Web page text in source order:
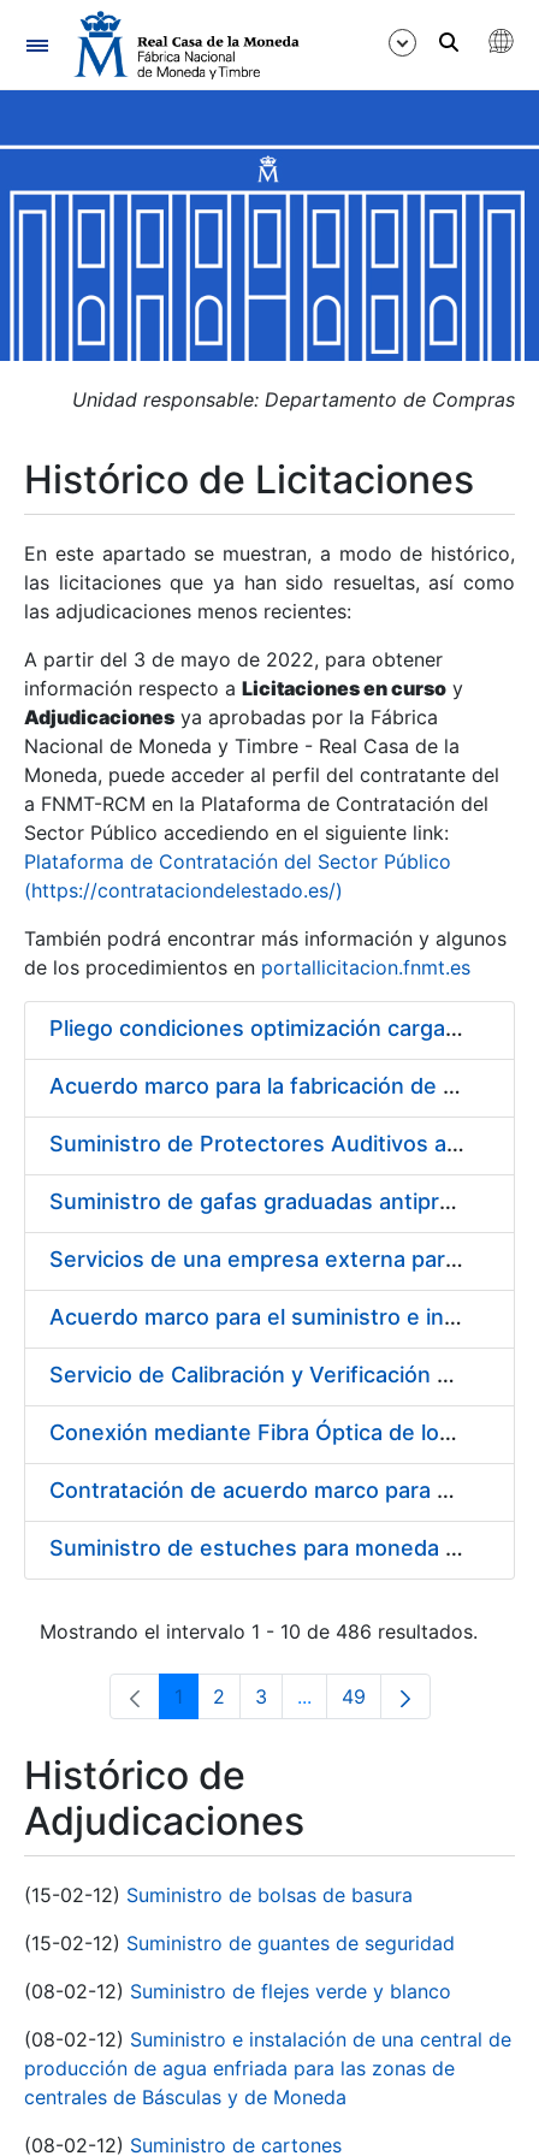
Navegación
Mostrar/Ocultar
Mostrar/Ocultar
Mostrar/Ocultar
Mostrar/Ocultar
Mostrar/Ocultar
Mostrar/Ocultar
Unidad responsable: Departamento de Compras
Histórico de Licitaciones
En este apartado se muestran, a modo de histórico,
las licitaciones que ya han sido resueltas, así como
las adjudicaciones menos recientes:
A partir del 3 de mayo de 2022, para obtener
información respecto a Licitaciones en curso y
Adjudicaciones ya aprobadas por la Fábrica
Nacional de Moneda y Timbre - Real Casa de la
Moneda, puede acceder al perfil del contratante del
a FNMT-RCM en la Plataforma de Contratación del
Sector Público accediendo en el siguiente link:
Plataforma de Contratación del Sector Público
(https://contrataciondelestado.es/)
También podrá encontrar más información y algunos
de los procedimientos en portallicitacion.fnmt.es
Pliego condiciones optimización cargas compras firmado
Acuerdo marco para la fabricación de piezas
Suministro de Protectores Auditivos a medida para las personas trabajadoras de los Centros de Trabajo de Madrid y Burgos
Suministro de gafas graduadas antiproyecciones para los trabajadores de la FNMT-RCM en los centros de trabajo de Madrid y Burgos
Servicios de una empresa externa para el asesoramiento y resolución de los recursos de alzada que se presentan relacionados con procesos de selección para la FNMT-RCM
Acuerdo marco para el suministro e instalación de persianas, estores y otros complementos
Servicio de Calibración y Verificación Externa de los Equipos de Medición del Servicio de Prevención de la FNMT-RCM
Conexión mediante Fibra Óptica de los Centros de Proceso de Datos (CPDs) de las sedes de la FNMT-RCM de Burgos y Madrid
Contratación de acuerdo marco para el Suministro de Material de Electricidad para la Fábrica Nacional de Moneda y Timbre-Real Casa de la Moneda en su centro de trabajo de Burgos
Suministro de estuches para moneda de 30 €
Mostrando el intervalo 1 - 10 de 486 resultados.
Página
1 Página
2 Página
3 ...Páginas intermedias Use
Página
49
Histórico de
Adjudicaciones
(15-02-12) Suministro de bolsas de basura
(15-02-12) Suministro de guantes de seguridad
(08-02-12) Suministro de flejes verde y blanco
(08-02-12) Suministro e instalación de una central de
producción de agua enfriada para las zonas de
centrales de Básculas y de Moneda
(08-02-12) Suministro de cartones